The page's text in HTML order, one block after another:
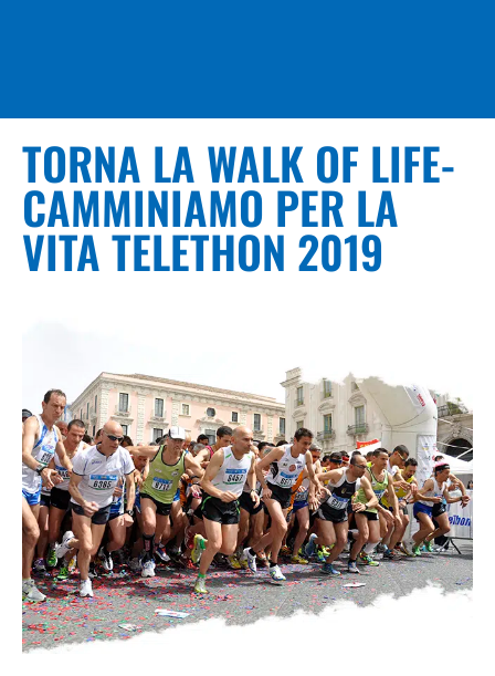
TORNA LA WALK OF LIFE-
CAMMINIAMO PER LA
VITA TELETHON 2019